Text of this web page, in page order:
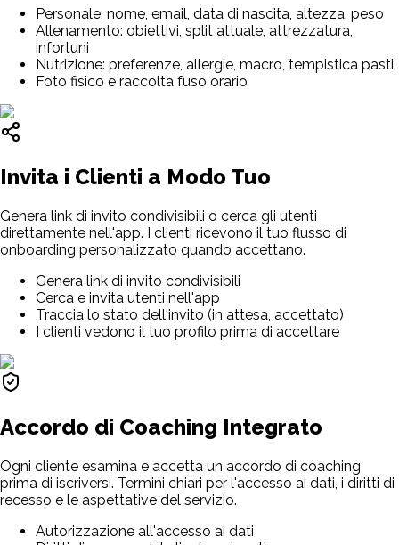
Personale: nome, email, data di nascita, altezza, peso
Allenamento: obiettivi, split attuale, attrezzatura,
infortuni
Nutrizione: preferenze, allergie, macro, tempistica pasti
Foto fisico e raccolta fuso orario
Invita i Clienti a Modo Tuo
Genera link di invito condivisibili o cerca gli utenti
direttamente nell'app. I clienti ricevono il tuo flusso di
onboarding personalizzato quando accettano.
Genera link di invito condivisibili
Cerca e invita utenti nell'app
Traccia lo stato dell'invito (in attesa, accettato)
I clienti vedono il tuo profilo prima di accettare
Accordo di Coaching Integrato
Ogni cliente esamina e accetta un accordo di coaching
prima di iscriversi. Termini chiari per l'accesso ai dati, i diritti di
recesso e le aspettative del servizio.
Autorizzazione all'accesso ai dati